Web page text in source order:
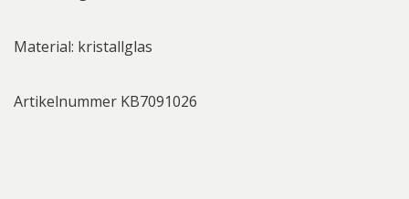
Material: kristallglas
Artikelnummer KB7091026